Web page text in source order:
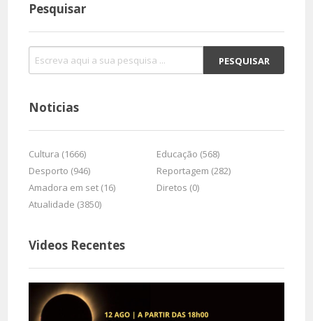
Pesquisar
Noticias
Cultura (1666)
Educação (568)
Desporto (946)
Reportagem (282)
Amadora em set (16)
Diretos (0)
Atualidade (3850)
Videos Recentes